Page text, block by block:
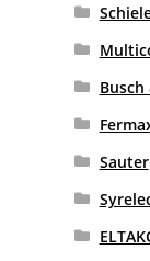
Busch
Sauter